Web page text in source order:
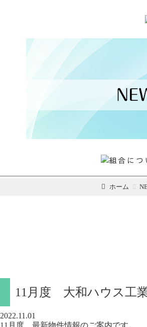
ホーム
11月度 大和ハウス工
2022.11.01
11月度 最新物件情報のご案内です。